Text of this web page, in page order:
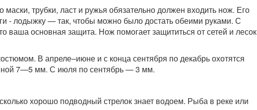
трубки, ласт и ружья обязательно должен входить нож. Его
- лодыжку — так, чтобы можно было достать обеими руками. С
ваша основная защита. Нож помогает защититься от сетей и лесок
В апреле–июне и с конца сентября по декабрь охотятся
7—5 мм. С июля по сентябрь — 3 мм.
хорошо подводный стрелок знает водоем. Рыба в реке или